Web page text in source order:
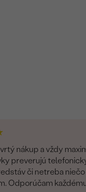
nákup a vždy
preverujú
či netreba
Odporúčam